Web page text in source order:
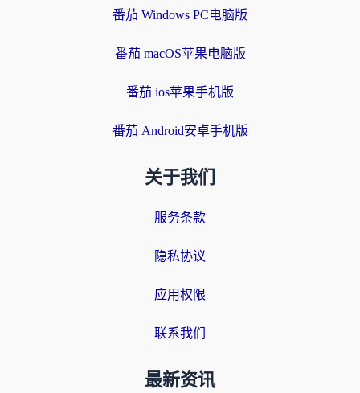
番茄 Windows PC电脑版
番茄 macOS苹果电脑版
番茄 ios苹果手机版
番茄 Android安卓手机版
关于我们
服务条款
隐私协议
应用权限
联系我们
最新资讯